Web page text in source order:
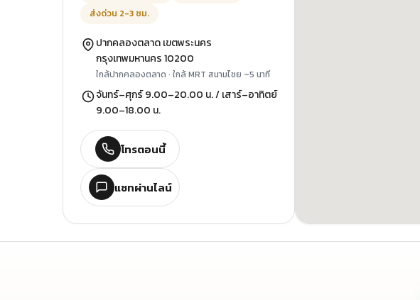
ส่งด่วน 2-3 ชม.
ปากคลองตลาด เขตพระนคร
กรุงเทพมหานคร 10200
ใกล้ปากคลองตลาด · ใกล้ MRT สนามไชย ~5 นาที
จันทร์–ศุกร์ 9.00–20.00 น. / เสาร์–อาทิตย์
9.00–18.00 น.
โทรตอนนี้
แชทผ่านไลน์